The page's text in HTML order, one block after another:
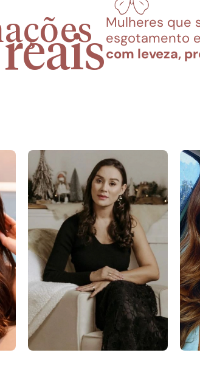
Mulheres que
esgotamento
com leveza,